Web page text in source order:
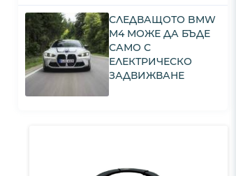
СЛЕДВАЩОТО BMW
M4 МОЖЕ ДА БЪДЕ
САМО С
ЕЛЕКТРИЧЕСКО
ЗАДВИЖВАНЕ